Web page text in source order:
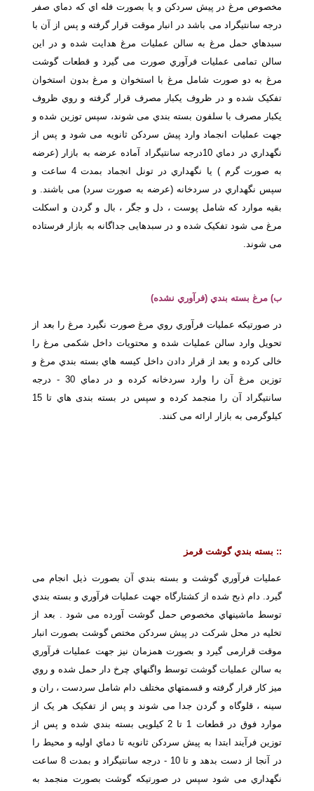
مخصوص مرغ در پیش سردکن و یا بصورت فله اي که دماي صفر
درجه سانتیگراد می باشد در انبار موقت قرار گرفته و پس از آن با
سبدهاي حمل مرغ به سالن عملیات مرغ هدایت شده و در این
سالن تمامی عملیات فرآوري صورت می گیرد و قطعات گوشت
مرغ به دو صورت شامل مرغ با استخوان و مرغ بدون استخوان
تفکیک شده و در ظروف یکبار مصرف قرار گرفته و روي ظروف
یکبار مصرف با سلفون بسته بندي می شوند، سپس توزین شده و
جهت عملیات انجماد وارد پیش سردکن ثانویه می شود و پس از
نگهداري در دماي 10درجه سانتیگراد آماده عرضه به بازار (عرضه
به صورت گرم ) یا نگهداري در تونل انجماد بمدت 4 ساعت و
سپس نگهداري در سردخانه (عرضه به صورت سرد) می باشند. و
بقیه موارد که شامل پوست ، دل و جگر ، بال و گردن و اسکلت
مرغ می شود تفکیک شده و در سبدهایی جداگانه به بازار فرستاده
می شوند.
ب) مرغ بسته بندي (فرآوري نشده)
در صورتیکه عملیات فرآوري روي مرغ صورت نگیرد مرغ را بعد از
تحویل وارد سالن عملیات شده و محتویات داخل شکمی مرغ را
خالی کرده و بعد از قرار دادن داخل کیسه هاي بسته بندي مرغ و
توزین مرغ آن را وارد سردخانه کرده و در دماي 30 - درجه
سانتیگراد آن را منجمد کرده و سپس در بسته بندی هاي تا 15
کیلوگرمی به بازار ارائه می کنند.
:: بسته بندي گوشت قرمز
عملیات فرآوري گوشت و بسته بندي آن بصورت ذیل انجام می
گیرد. دام ذبح شده از کشتارگاه جهت عملیات فرآوري و بسته بندي
توسط ماشینهاي مخصوص حمل گوشت آورده می شود . بعد از
تخلیه در محل شرکت در پیش سردکن مختص گوشت بصورت انبار
موقت قرارمی گیرد و بصورت همزمان نیز جهت عملیات فرآوري
به سالن عملیات گوشت توسط واگنهاي چرخ دار حمل شده و روي
میز کار قرار گرفته و قسمتهاي مختلف دام شامل سردست ، ران و
سینه ، قلوگاه و گردن جدا می شوند و پس از تفکیک هر یک از
موارد فوق در قطعات 1 تا 2 کیلویی بسته بندي شده و پس از
توزین فرآیند ابتدا به پیش سردکن ثانویه تا دماي اولیه و محیط را
در آنجا از دست بدهد و تا 10 - درجه سانتیگراد و بمدت 8 ساعت
نگهداري می شود سپس در صورتیکه گوشت بصورت منجمد به